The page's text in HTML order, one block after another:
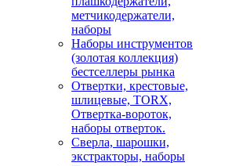
метчикодержатели,
наборы
Наборы инструментов
(золотая коллекция)
бестселлеры рынка
Отвертки, крестовые,
шлицевые, TORX,
Отвертка-вороток,
наборы отверток.
Сверла, шарошки,
экстракторы, наборы